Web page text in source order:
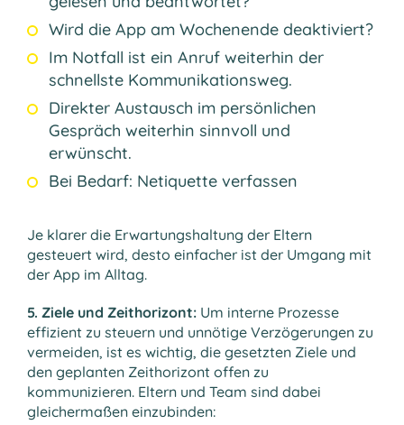
Wird die App am Wochenende deaktiviert?
Im Notfall ist ein Anruf weiterhin der
schnellste Kommunikationsweg.
Direkter Austausch im persönlichen
Gespräch weiterhin sinnvoll und
erwünscht.
Bei Bedarf: Netiquette verfassen
Je klarer die Erwartungshaltung der Eltern
gesteuert wird, desto einfacher ist der Umgang mit
der App im Alltag.
5. Ziele und Zeithorizont: Um interne Prozesse
effizient zu steuern und unnötige Verzögerungen zu
vermeiden, ist es wichtig, die gesetzten Ziele und
den geplanten Zeithorizont offen zu
kommunizieren. Eltern und Team sind dabei
gleichermaßen einzubinden: